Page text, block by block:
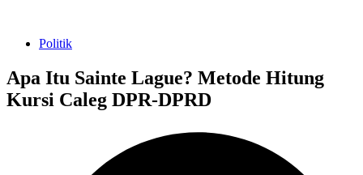
Politik
Apa Itu Sainte Lague? Metode Hitung
Kursi Caleg DPR-DPRD